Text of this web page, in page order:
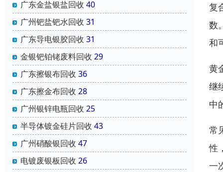
广东金盐银盐回收 40
广州钯盐钯水回收 31
广东导电银胶回收 31
金银钯铂铑废料回收 29
广东擦银布回收 36
广东擦金布回收 28
广州银锌电瓶回收 25
半导体镀金硅片回收 43
广州硝酸银回收 47
电镀废银板回收 26
复
数
和
黄
继
中
常
性
一